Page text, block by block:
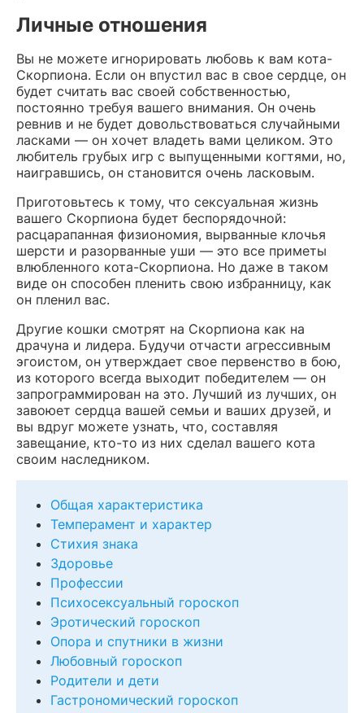
Личные отношения
Вы не можете игнорировать любовь к вам кота-
Скорпиона. Если он впустил вас в свое сердце, он
будет считать вас своей собственностью,
постоянно требуя вашего внимания. Он очень
ревнив и не будет довольствоваться случайными
ласками — он хочет владеть вами целиком. Это
любитель грубых игр с выпущенными когтями, но,
наигравшись, он становится очень ласковым.
Приготовьтесь к тому, что сексуальная жизнь
вашего Скорпиона будет беспорядочной:
расцарапанная физиономия, вырванные клочья
шерсти и разорванные уши — это все приметы
влюбленного кота-Скорпиона. Но даже в таком
виде он способен пленить свою избранницу, как
он пленил вас.
Другие кошки смотрят на Скорпиона как на
драчуна и лидера. Будучи отчасти агрессивным
эгоистом, он утверждает свое первенство в бою,
из которого всегда выходит победителем — он
запрограммирован на это. Лучший из лучших, он
завоюет сердца вашей семьи и ваших друзей, и
вы вдруг можете узнать, что, составляя
завещание, кто-то из них сделал вашего кота
своим наследником.
Общая характеристика
Темперамент и характер
Стихия знака
Здоровье
Профессии
Психосексуальный гороскоп
Эротический гороскоп
Опора и спутники в жизни
Любовный гороскоп
Родители и дети
Гастрономический гороскоп